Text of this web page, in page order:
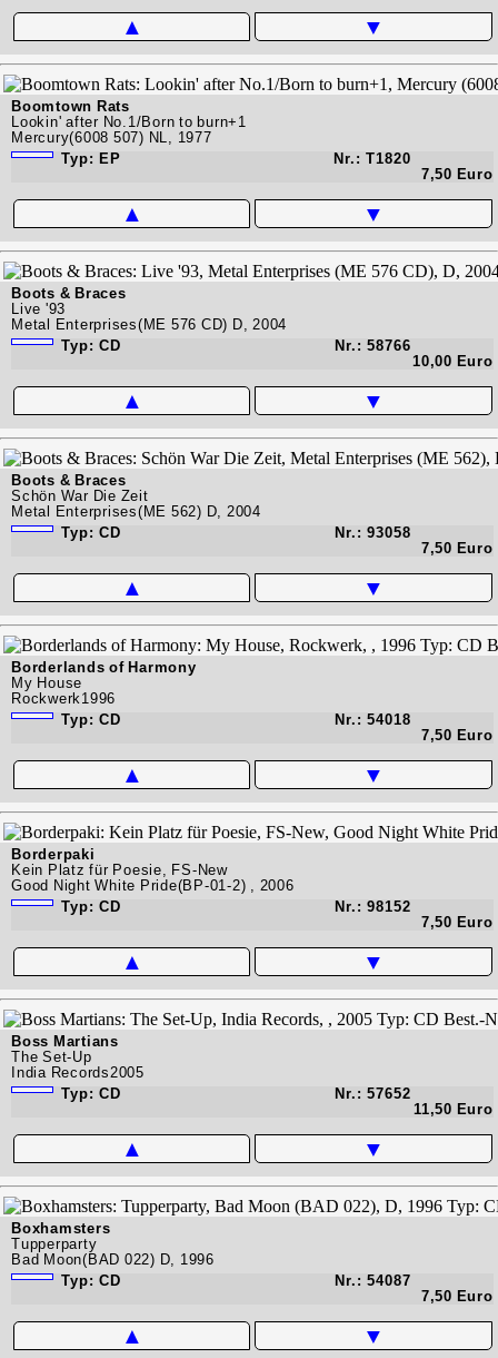
▲ ▼
Boomtown Rats
Lookin' after No.1/Born to burn+1
Mercury(6008 507) NL, 1977
Typ: EP
Nr.: T1820
7,50 Euro
▲ ▼
Boots & Braces
Live '93
Metal Enterprises(ME 576 CD) D, 2004
Typ: CD
Nr.: 58766
10,00 Euro
▲ ▼
Boots & Braces
Schön War Die Zeit
Metal Enterprises(ME 562) D, 2004
Typ: CD
Nr.: 93058
7,50 Euro
▲ ▼
Borderlands of Harmony
My House
Rockwerk1996
Typ: CD
Nr.: 54018
7,50 Euro
▲ ▼
Borderpaki
Kein Platz für Poesie, FS-New
Good Night White Pride(BP-01-2) , 2006
Typ: CD
Nr.: 98152
7,50 Euro
▲ ▼
Boss Martians
The Set-Up
India Records2005
Typ: CD
Nr.: 57652
11,50 Euro
▲ ▼
Boxhamsters
Tupperparty
Bad Moon(BAD 022) D, 1996
Typ: CD
Nr.: 54087
7,50 Euro
▲ ▼